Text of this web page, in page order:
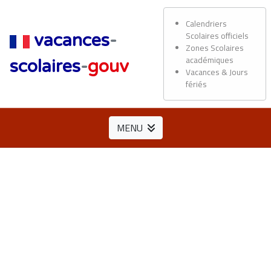
vacances-
scolaires-gouv
Calendriers
Scolaires officiels
Zones Scolaires
académiques
Vacances & Jours
fériés
MENU